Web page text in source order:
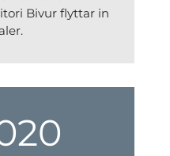
Bivur flyttar in